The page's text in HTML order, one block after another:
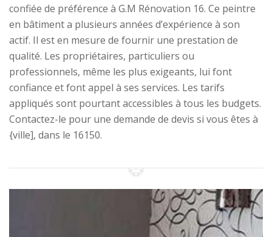
confiée de préférence à G.M Rénovation 16. Ce peintre
en bâtiment a plusieurs années d’expérience à son
actif. Il est en mesure de fournir une prestation de
qualité. Les propriétaires, particuliers ou
professionnels, même les plus exigeants, lui font
confiance et font appel à ses services. Les tarifs
appliqués sont pourtant accessibles à tous les budgets.
Contactez-le pour une demande de devis si vous êtes à
{ville], dans le 16150.